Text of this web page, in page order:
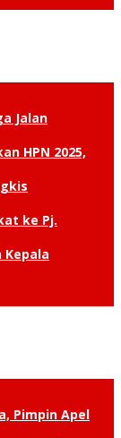
Jalan
HPN 2025,
ke Pj.
Kepala
Pimpin Apel